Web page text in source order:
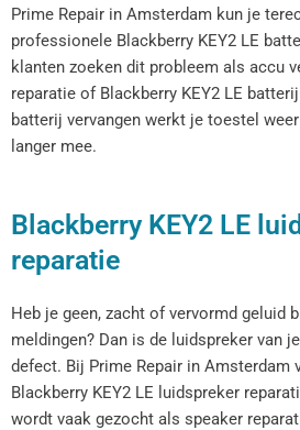
Prime Repair in Amsterdam kun je
professionele Blackberry KEY2 LE
klanten zoeken dit probleem als accu
reparatie of Blackberry KEY2 LE
batterij vervangen werkt je toestel
langer mee.
Blackberry KEY2 LE
reparatie
Heb je geen, zacht of vervormd geluid
meldingen? Dan is de luidspreker van
defect. Bij Prime Repair in Amsterdam
Blackberry KEY2 LE luidspreker
wordt vaak gezocht als speaker